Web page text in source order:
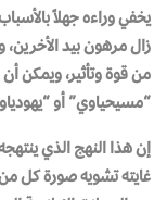
يخفي وراءه جهلاً
زال مرهون بيد الأخرين،
من قوة وتأثير، ويمكن أن
“مسيحياوي” أو
إن هذا النهج الذي
غايته تشويه صورة كل